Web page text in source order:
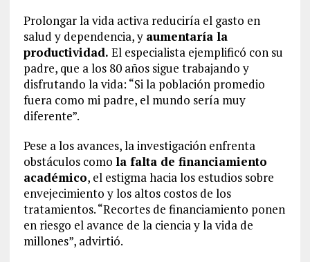
Prolongar la vida activa reduciría el gasto en
salud y dependencia, y aumentaría la
productividad. El especialista ejemplificó con su
padre, que a los 80 años sigue trabajando y
disfrutando la vida: “Si la población promedio
fuera como mi padre, el mundo sería muy
diferente”.
Pese a los avances, la investigación enfrenta
obstáculos como la falta de financiamiento
académico, el estigma hacia los estudios sobre
envejecimiento y los altos costos de los
tratamientos. “Recortes de financiamiento ponen
en riesgo el avance de la ciencia y la vida de
millones”, advirtió.